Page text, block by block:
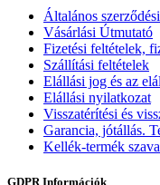
Általános
Vásárlási Útmutató
Fizetési feltételek,
Szállítási feltételek
Elállási jog és az
Elállási nyilatkozat
Visszatérítési és
Garancia, jótállás.
Kellék-termék
GDPR Információk